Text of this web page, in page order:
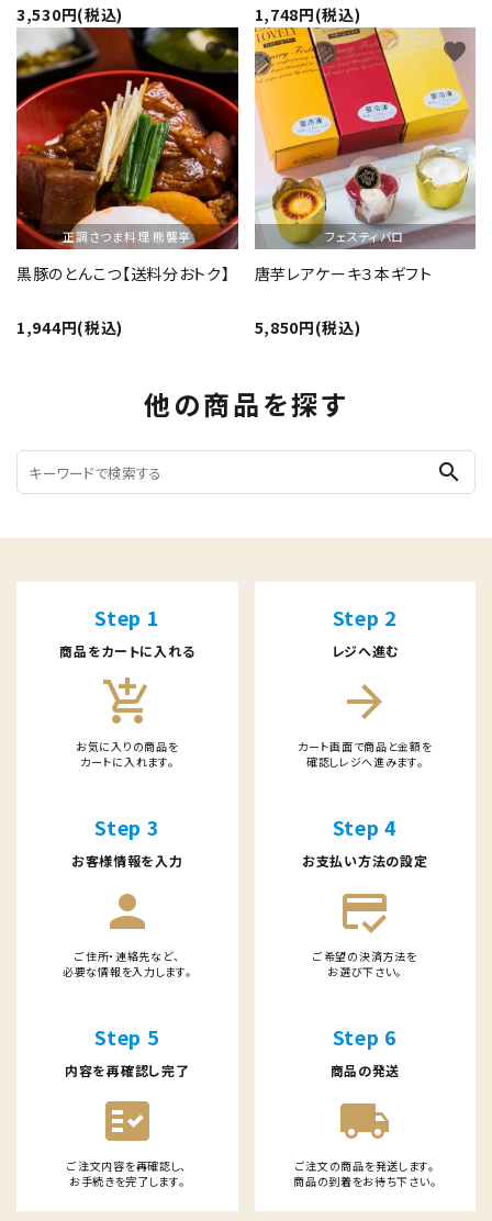
3,530円(税込)
1,748円(税込)
正調さつま料理 熊襲亭
黒豚のとんこつ【送料分おトク】
1,944円(税込)
favorite
フェスティバロ
唐芋レアケーキ３本ギフト
5,850円(税込)
favorite
他の商品を探す
search
Step 1
商品をカートに入れる
add_shopping_cart
お気に入りの商品を
カートに入れます。
Step 2
レジへ進む
arrow_forward
カート画面で商品と金額を
確認しレジへ進みます。
Step 3
お客様情報を入力
person
ご住所・連絡先など、
必要な情報を入力します。
Step 4
お支払い方法の設定
credit_score
ご希望の決済方法を
お選び下さい。
Step 5
内容を再確認し完了
fact_check
ご注文内容を再確認し、
お手続きを完了します。
Step 6
商品の発送
local_shipping
ご注文の商品を発送します。
商品の到着をお待ち下さい。